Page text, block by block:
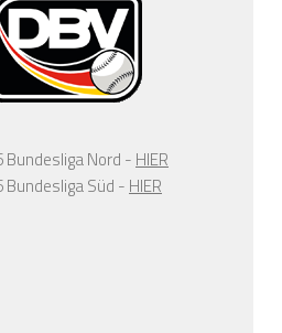
Bundesliga Nord - HIER
Bundesliga Süd - HIER